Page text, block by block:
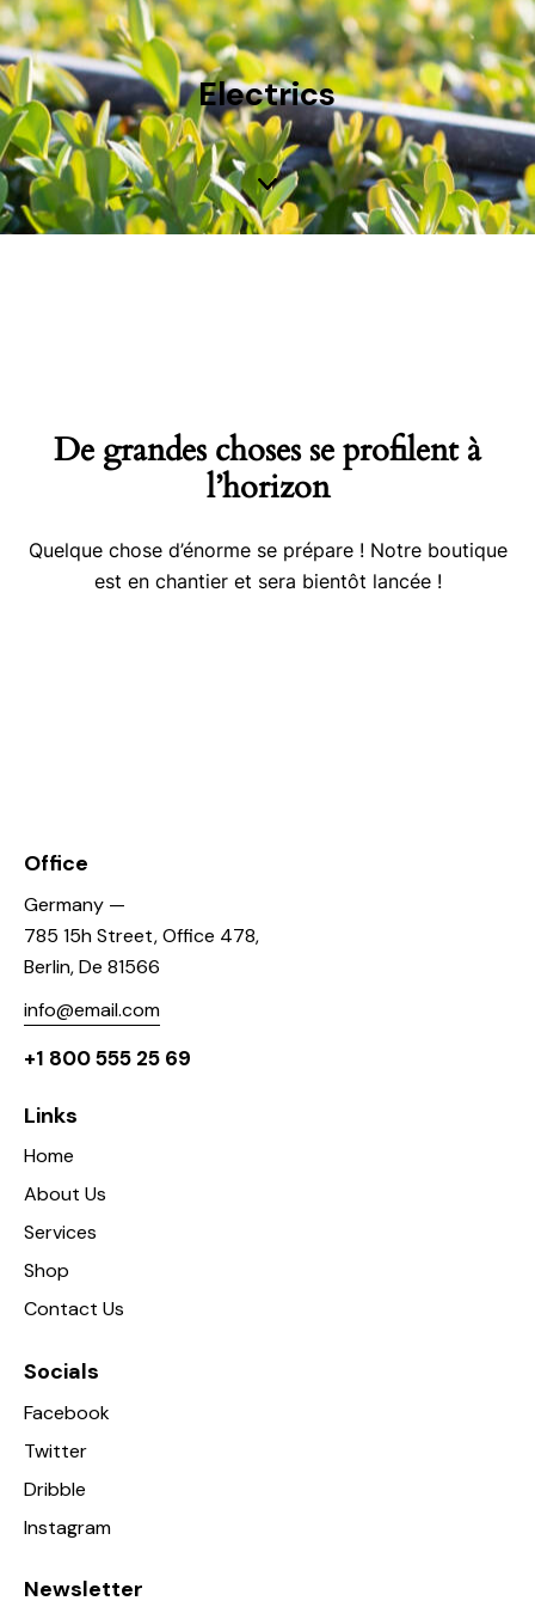
Electrics
De grandes choses se profilent à
l’horizon
Quelque chose d’énorme se prépare ! Notre boutique
est en chantier et sera bientôt lancée !
Office
Germany —
785 15h Street, Office 478,
Berlin, De 81566
info@email.com
+1 800 555 25 69
Links
Home
About Us
Services
Shop
Contact Us
Socials
Facebook
Twitter
Dribble
Instagram
Newsletter